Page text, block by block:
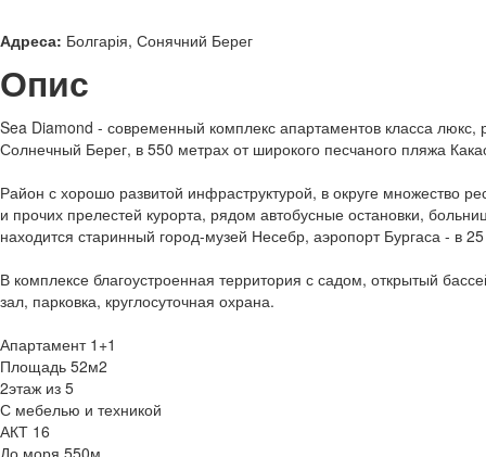
Адреса: Болгарія, Сонячний Берег
Опис
Sea Diamond - современный комплекс апартаментов класса люкс,
Солнечный Берег, в 550 метрах от широкого песчаного пляжа
Район с хорошо развитой инфраструктурой, в округе множество
и прочих прелестей курорта, рядом автобусные остановки,
находится старинный город-музей Несебр, аэропорт Бургаса - в
В комплексе благоустроенная территория с садом, открытый
зал, парковка, круглосуточная охрана.
Апартамент 1+1
Площадь 52м2
2этаж из 5
С мебелью и техникой
АКТ 16
До моря 550м